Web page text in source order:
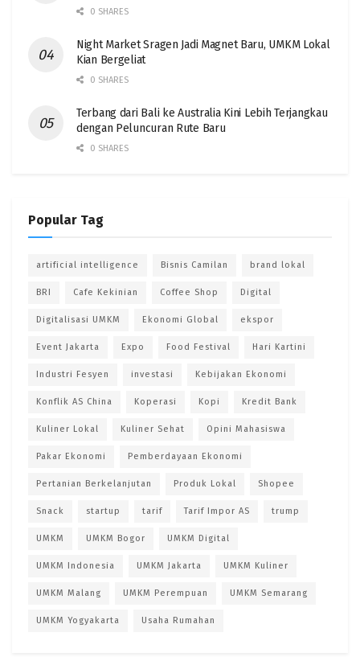
0 SHARES
Night Market Sragen Jadi Magnet Baru, UMKM Lokal
Kian Bergeliat
0 SHARES
Terbang dari Bali ke Australia Kini Lebih Terjangkau
dengan Peluncuran Rute Baru
0 SHARES
Popular Tag
artificial intelligence Bisnis Camilan brand lokal
BRI Cafe Kekinian Coffee Shop Digital
Digitalisasi UMKM Ekonomi Global ekspor
Event Jakarta Expo Food Festival Hari Kartini
Industri Fesyen investasi Kebijakan Ekonomi
Konflik AS China Koperasi Kopi Kredit Bank
Kuliner Lokal Kuliner Sehat Opini Mahasiswa
Pakar Ekonomi Pemberdayaan Ekonomi
Pertanian Berkelanjutan Produk Lokal Shopee
Snack startup tarif Tarif Impor AS trump
UMKM UMKM Bogor UMKM Digital
UMKM Indonesia UMKM Jakarta UMKM Kuliner
UMKM Malang UMKM Perempuan UMKM Semarang
UMKM Yogyakarta Usaha Rumahan